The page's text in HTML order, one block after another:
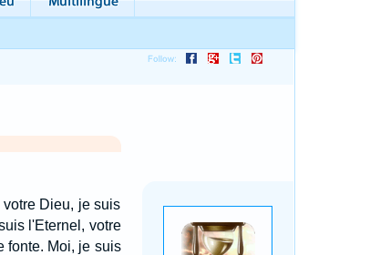
Dieu, je suis
l'Eternel, votre
fonte. Moi, je suis